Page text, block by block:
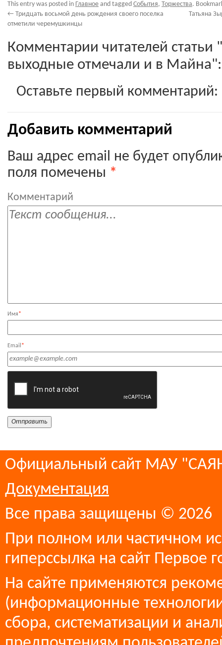
This entry was posted in Главное and tagged События, Торжества.
← Тридцать восьмой день рождения своего поселка
отметили черемушкинцы
Татьяна
Комментарии читателей статьи
выходные отмечали и в Майна":
Оставьте первый комментарий:
Добавить комментарий
Ваш адрес email не будет
поля помечены *
Комментарий
Имя*
Email *
Официальный сайт МАУ
Документация
Все права защищены © 2026
При полном или частичном
гиперссылка на сайт Первое
На сайте применяются
(информационные
сбора, систематизации и